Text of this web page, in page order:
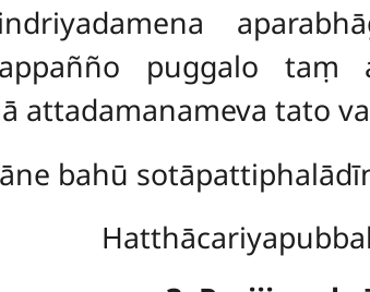
puggalo taṃ
attadamanameva tato
bahū